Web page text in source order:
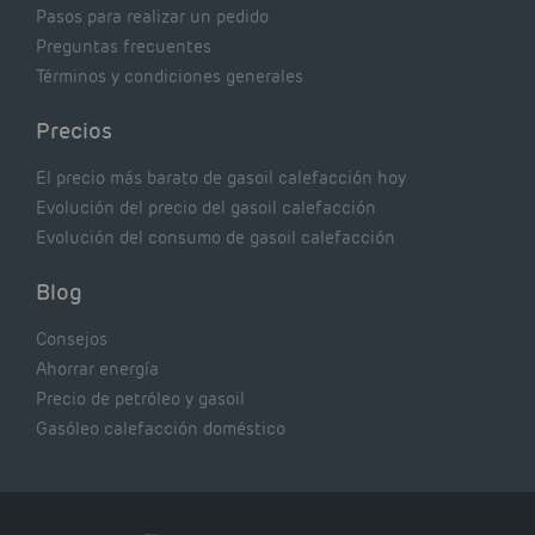
Pasos para realizar un pedido
Preguntas frecuentes
Términos y condiciones generales
Precios
El precio más barato de gasoil calefacción hoy
Evolución del precio del gasoil calefacción
Evolución del consumo de gasoil calefacción
Blog
Consejos
Ahorrar energía
Precio de petróleo y gasoil
Gasóleo calefacción doméstico